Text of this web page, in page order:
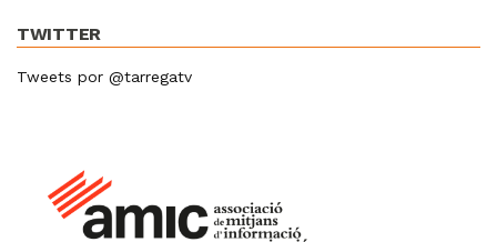
TWITTER
Tweets por @tarregatv